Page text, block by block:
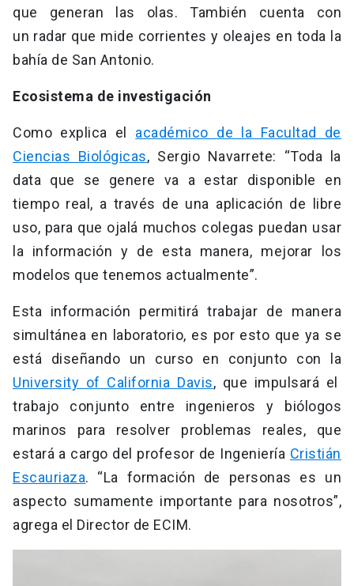
que generan las olas. También cuenta con
un radar que mide corrientes y oleajes en toda la
bahía de San Antonio.
Ecosistema de investigación
Como explica el académico de la Facultad de
Ciencias Biológicas, Sergio Navarrete: “Toda la
data que se genere va a estar disponible en
tiempo real, a través de una aplicación de libre
uso, para que ojalá muchos colegas puedan usar
la información y de esta manera, mejorar los
modelos que tenemos actualmente”.
Esta información permitirá trabajar de manera
simultánea en laboratorio, es por esto que ya se
está diseñando un curso en conjunto con la
University of California Davis, que impulsará el
trabajo conjunto entre ingenieros y biólogos
marinos para resolver problemas reales, que
estará a cargo del profesor de Ingeniería Cristián
Escauriaza. “La formación de personas es un
aspecto sumamente importante para nosotros”,
agrega el Director de ECIM.